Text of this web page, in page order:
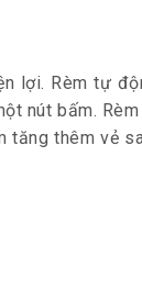
lợi. Rèm tự
nút bấm.
thêm vẻ